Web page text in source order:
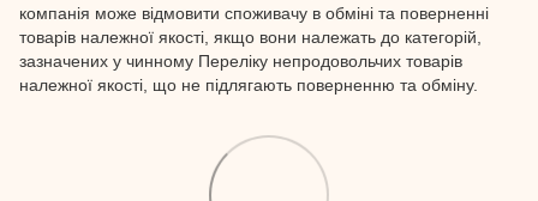
компанія може відмовити споживачу в обміні та поверненні
товарів належної якості, якщо вони належать до категорій,
зазначених у чинному Переліку непродовольчих товарів
належної якості, що не підлягають поверненню та обміну.